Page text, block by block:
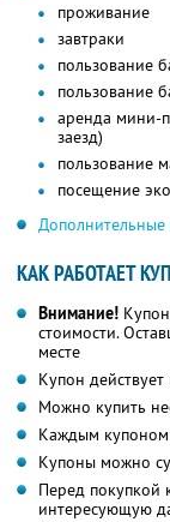
проживание
завтраки
пользование
пользование
аренда мини-
заезд)
пользование
посещение
Дополнительные
КАК РАБОТАЕТ
Внимание!
стоимости.
месте
Купон
Можно купить
Каждым купоном
Купоны можно
Перед покупкой
интересующую